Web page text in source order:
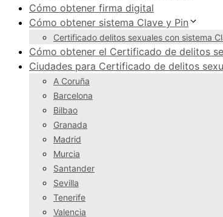
Cómo obtener firma digital
Cómo obtener sistema Clave y Pin
Certificado delitos sexuales con sistema
Cómo obtener el Certificado de delitos
Ciudades para Certificado de delitos
A Coruña
Barcelona
Bilbao
Granada
Madrid
Murcia
Santander
Sevilla
Tenerife
Valencia